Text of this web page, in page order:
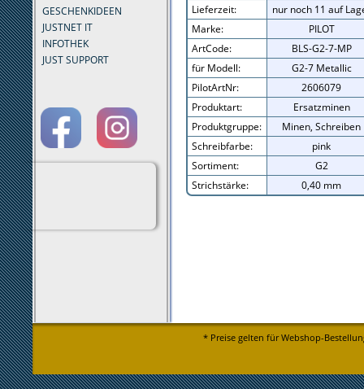
GESCHENKIDEEN
JUSTNET IT
INFOTHEK
JUST SUPPORT
Lieferzeit:
nur noch 11 auf
Marke:
PILOT
ArtCode:
BLS-G2-7-MP
für Modell:
G2-7 Metallic
PilotArtNr:
2606079
Produktart:
Ersatzminen
Produktgruppe:
Minen, Schreiben
Schreibfarbe:
pink
Sortiment:
G2
Strichstärke:
0,40 mm
* Preise gelten für Webshop-